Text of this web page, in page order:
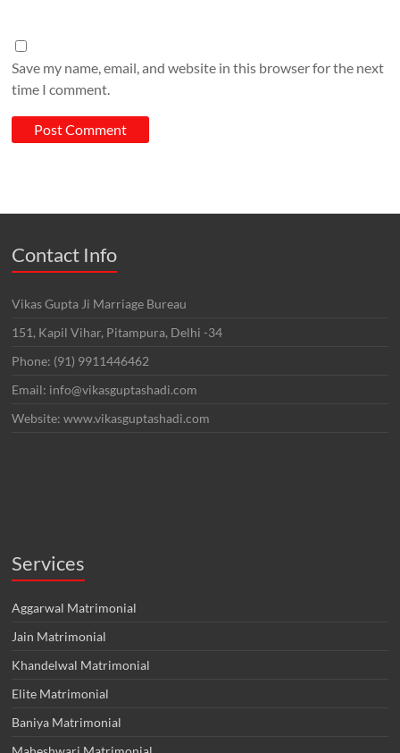
Save my name, email, and website in this browser for the next
time I comment.
Contact Info
Vikas Gupta Ji Marriage Bureau
151, Kapil Vihar, Pitampura, Delhi -34
Phone: (91) 9911446462
Email: info@vikasguptashadi.com
Website: www.vikasguptashadi.com
Services
Aggarwal Matrimonial
Jain Matrimonial
Khandelwal Matrimonial
Elite Matrimonial
Baniya Matrimonial